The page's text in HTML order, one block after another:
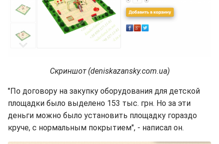
Скриншот (deniskazansky.com.ua)
"По договору на закупку оборудования для детской
площадки было выделено 153 тыс. грн. Но за эти
деньги можно было установить площадку гораздо
круче, с нормальным покрытием", - написал он.